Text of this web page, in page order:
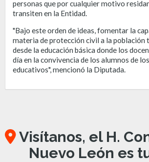
personas que por cualquier motivo
transiten en la Entidad.
"Bajo este orden de ideas, fomentar la
materia de protección civil a la población
desde la educación básica donde los
día en la convivencia de los alumnos de
educativos", mencionó la Diputada.
Visítanos, el H.
Nuevo León es